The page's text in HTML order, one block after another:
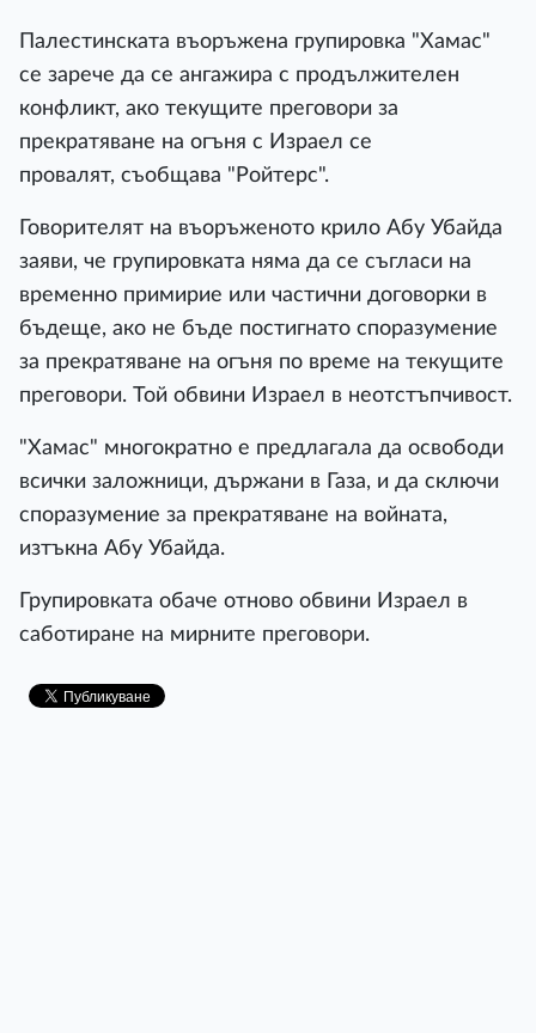
Палестинската въоръжена групировка "Хамас"
се зарече да се ангажира с продължителен
конфликт, ако текущите преговори за
прекратяване на огъня с Израел се
провалят, съобщава "Ройтерс".
Говорителят на въоръженото крило Абу Убайда
заяви, че групировката няма да се съгласи на
временно примирие или частични договорки в
бъдеще, ако не бъде постигнато споразумение
за прекратяване на огъня по време на текущите
преговори. Той обвини Израел в неотстъпчивост.
"Хамас" многократно е предлагала да освободи
всички заложници, държани в Газа, и да сключи
споразумение за прекратяване на войната,
изтъкна Абу Убайда.
Групировката обаче отново обвини Израел в
саботиране на мирните преговори.